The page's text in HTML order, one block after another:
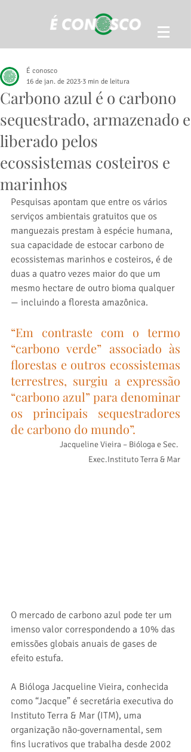
Carbono azul é o carbono
sequestrado, armazenado e
liberado pelos
ecossistemas costeiros e
marinhos
É conosco
16 de jan. de 2023 3 min de leitura
Pesquisas apontam que entre os vários
serviços ambientais gratuitos que os
manguezais prestam à espécie humana,
sua capacidade de estocar carbono de
ecossistemas marinhos e costeiros, é de
duas a quatro vezes maior do que um
mesmo hectare de outro bioma qualquer
— incluindo a floresta amazônica.
“Em contraste com o termo
“carbono verde” associado às
florestas e outros ecossistemas
terrestres, surgiu a expressão
“carbono azul” para denominar
os principais sequestradores
de carbono do mundo”.
Jacqueline Vieira – Bióloga e Sec.
Exec.Instituto Terra & Mar
O mercado de carbono azul pode ter um
imenso valor correspondendo a 10% das
emissões globais anuais de gases de
efeito estufa.
A Bióloga Jacqueline Vieira, conhecida
como “Jacque” é secretária executiva do
Instituto Terra & Mar (ITM), uma
organização não-governamental, sem
fins lucrativos que trabalha desde 2002